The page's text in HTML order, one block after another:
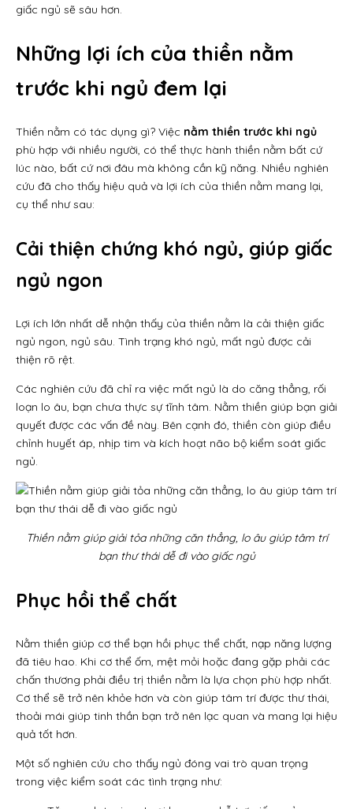
giấc ngủ sẽ sâu hơn.
Những lợi ích của thiền nằm
trước khi ngủ đem lại
Thiền nằm có tác dụng gì? Việc nằm thiền trước khi ngủ
phù hợp với nhiều người, có thể thực hành thiền nằm bất cứ
lúc nào, bất cứ nơi đâu mà không cần kỹ năng. Nhiều nghiên
cứu đã cho thấy hiệu quả và lợi ích của thiền nằm mang lại,
cụ thể như sau:
Cải thiện chứng khó ngủ, giúp giấc
ngủ ngon
Lợi ích lớn nhất dễ nhận thấy của thiền nằm là cải thiện giấc
ngủ ngon, ngủ sâu. Tình trạng khó ngủ, mất ngủ được cải
thiện rõ rệt.
Các nghiên cứu đã chỉ ra việc mất ngủ là do căng thẳng, rối
loạn lo âu, bạn chưa thực sự tĩnh tâm. Nằm thiền giúp bạn giải
quyết được các vấn đề này. Bên cạnh đó, thiền còn giúp điều
chỉnh huyết áp, nhịp tim và kích hoạt não bộ kiểm soát giấc
ngủ.
Thiền nằm giúp giải tỏa những căn thẳng, lo âu giúp tâm trí
bạn thư thái dễ đi vào giấc ngủ
Phục hồi thể chất
Nằm thiền giúp cơ thể bạn hồi phục thể chất, nạp năng lượng
đã tiêu hao. Khi cơ thể ốm, mệt mỏi hoặc đang gặp phải các
chấn thương phải điều trị thiền nằm là lựa chọn phù hợp nhất.
Cơ thể sẽ trở nên khỏe hơn và còn giúp tâm trí được thư thái,
thoải mái giúp tinh thần bạn trở nên lạc quan và mang lại hiệu
quả tốt hơn.
Một số nghiên cứu cho thấy ngủ đóng vai trò quan trọng
trong việc kiểm soát các tình trạng như: